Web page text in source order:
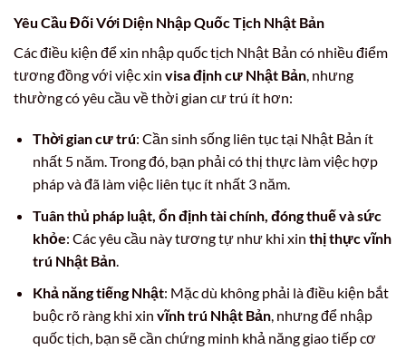
Yêu Cầu Đối Với Diện Nhập Quốc Tịch Nhật Bản
Các điều kiện để xin nhập quốc tịch Nhật Bản có nhiều điểm
tương đồng với việc xin visa định cư Nhật Bản , nhưng
thường có yêu cầu về thời gian cư trú ít hơn:
Thời gian cư trú: Cần sinh sống liên tục tại Nhật Bản ít
nhất 5 năm. Trong đó, bạn phải có thị thực làm việc hợp
pháp và đã làm việc liên tục ít nhất 3 năm.
Tuân thủ pháp luật, ổn định tài chính, đóng thuế và sức
khỏe: Các yêu cầu này tương tự như khi xin thị thực vĩnh
trú Nhật Bản.
Khả năng tiếng Nhật: Mặc dù không phải là điều kiện bắt
buộc rõ ràng khi xin vĩnh trú Nhật Bản, nhưng để nhập
quốc tịch, bạn sẽ cần chứng minh khả năng giao tiếp cơ